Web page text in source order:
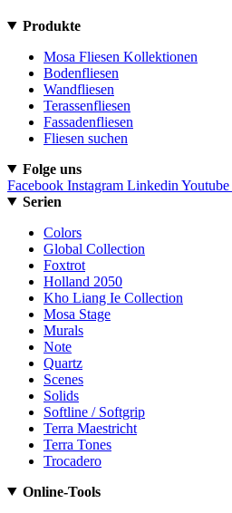
Produkte
Mosa Fliesen Kollektionen
Bodenfliesen
Wandfliesen
Terassenfliesen
Fassadenfliesen
Fliesen suchen
Folge uns
Facebook Instagram Linkedin Youtube
Serien
Colors
Global Collection
Foxtrot
Holland 2050
Kho Liang Ie Collection
Mosa Stage
Murals
Note
Quartz
Scenes
Solids
Softline / Softgrip
Terra Maestricht
Terra Tones
Trocadero
Online-Tools